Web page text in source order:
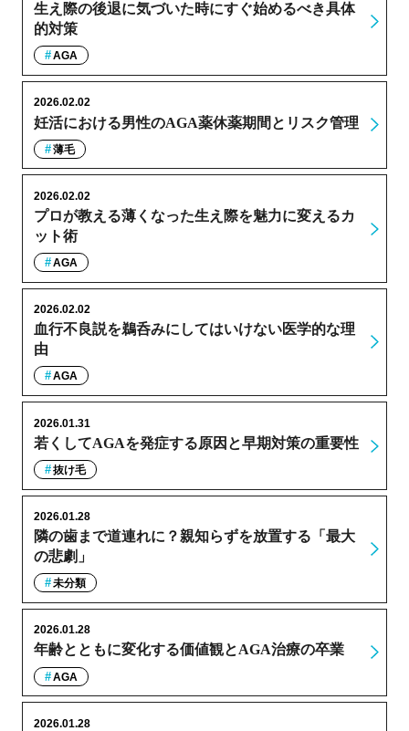
生え際の後退に気づいた時にすぐ始めるべき具体
的対策
AGA
妊活における男性のAGA薬休薬期間とリスク管理
2026.02.02
薄毛
プロが教える薄くなった生え際を魅力に変えるカ
ット術
2026.02.02
AGA
血行不良説を鵜呑みにしてはいけない医学的な理
由
2026.02.02
AGA
若くしてAGAを発症する原因と早期対策の重要性
2026.01.31
抜け毛
隣の歯まで道連れに？親知らずを放置する「最大
の悲劇」
2026.01.28
未分類
年齢とともに変化する価値観とAGA治療の卒業
2026.01.28
AGA
2026.01.28